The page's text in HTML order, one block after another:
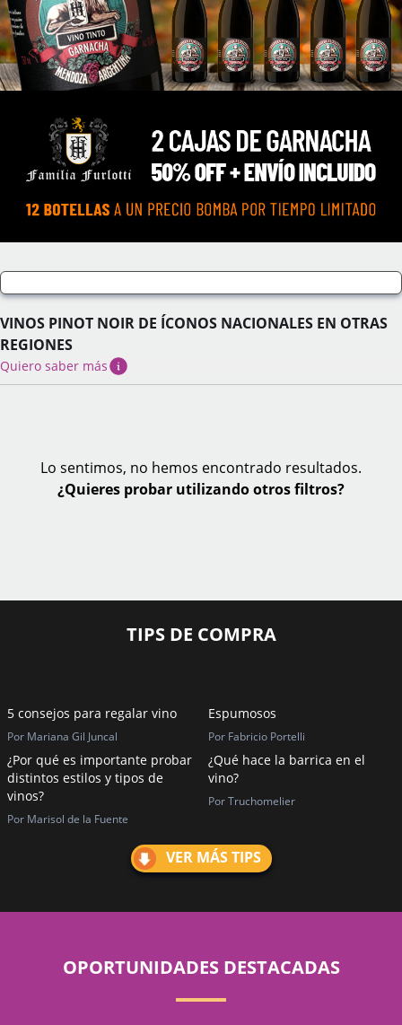
VINOS PINOT NOIR DE ÍCONOS NACIONALES EN OTRAS
REGIONES
Quiero saber más
Lo sentimos, no hemos encontrado resultados.
¿Quieres probar utilizando otros filtros?
TIPS DE COMPRA
5 consejos para regalar vino
Por Mariana Gil Juncal
Espumosos
Por Fabricio Portelli
¿Por qué es importante probar
distintos estilos y tipos de
vinos?
Por Marisol de la Fuente
¿Qué hace la barrica en el
vino?
Por Truchomelier
VER MÁS TIPS
OPORTUNIDADES DESTACADAS